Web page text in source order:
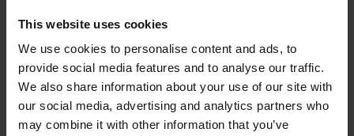
This website uses cookies
We use cookies to personalise content and ads, to
provide social media features and to analyse our traffic.
We also share information about your use of our site with
our social media, advertising and analytics partners who
may combine it with other information that you’ve
Bekijk onze receptiebalies op Brand New Office –
Receptiebalies
Balie kopen: welke past bij uw
bedrijf?